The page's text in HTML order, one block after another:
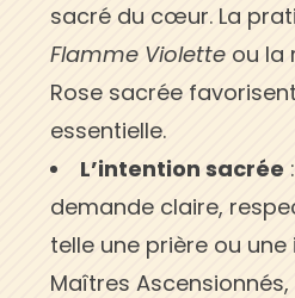
sacré du cœur. La
Flamme Violette ou la
Rose sacrée
essentielle.
L’intention sacrée
demande claire,
telle une prière ou
Maîtres